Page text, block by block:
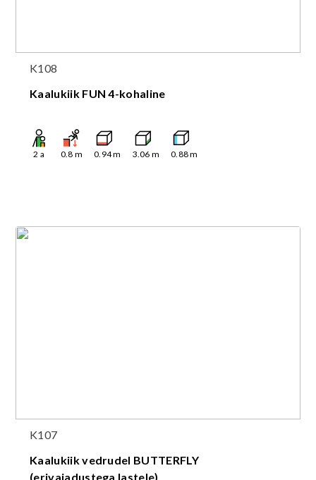
K108
Kaalukiik FUN 4-kohaline
2 a 0.8 m 0.94m 3.06 m 0.88m
K107
Kaalukiik vedrudel BUTTERFLY
(erivajadustega lastele)